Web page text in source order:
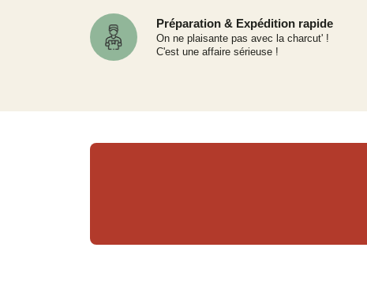
Préparation & Expédition rapide
On ne plaisante pas avec la charcut' !
C'est une affaire sérieuse !